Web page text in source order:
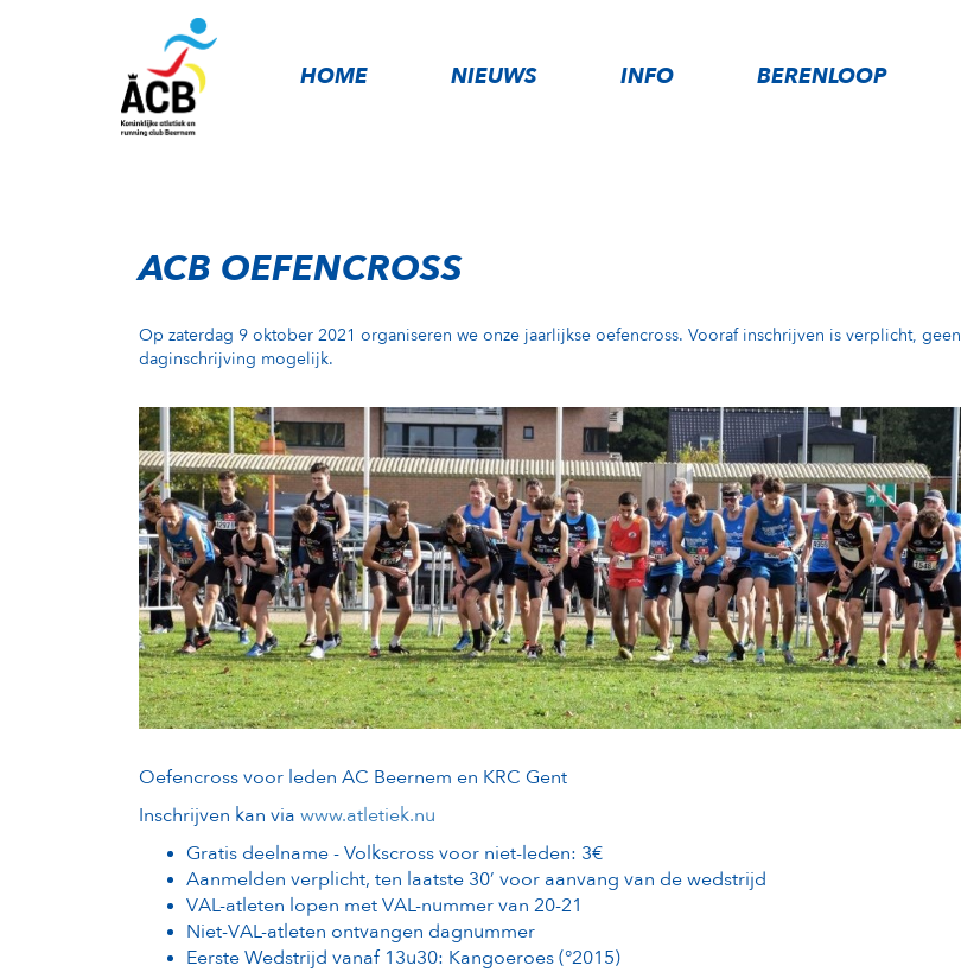
HOME NIEUWS INFO BERENLOOP
ACB OEFENCROSS
Op zaterdag 9 oktober 2021 organiseren we onze jaarlijkse oefencross. Vooraf inschrijven is verplicht, geen
daginschrijving mogelijk.
Oefencross voor leden AC Beernem en KRC Gent
Inschrijven kan via www.atletiek.nu
Gratis deelname - Volkscross voor niet-leden: 3€
Aanmelden verplicht, ten laatste 30’ voor aanvang van de wedstrijd
VAL-atleten lopen met VAL-nummer van 20-21
Niet-VAL-atleten ontvangen dagnummer
Eerste Wedstrijd vanaf 13u30: Kangoeroes (°2015)